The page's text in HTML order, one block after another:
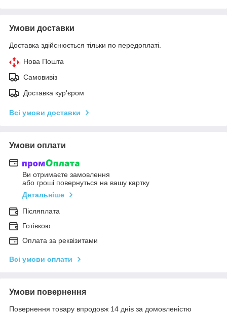
Умови доставки
Доставка здійснюється тільки по передоплаті.
Нова Пошта
Самовивіз
Доставка кур'єром
Всі умови доставки
Умови оплати
Ви отримаєте замовлення
або гроші повернуться на вашу картку
Детальніше
Післяплата
Готівкою
Оплата за реквізитами
Всі умови оплати
Умови повернення
Повернення товару впродовж 14 днів за домовленістю